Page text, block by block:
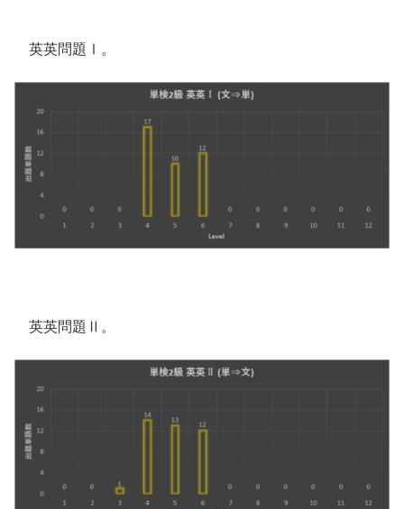
英英問題Ⅰ。
英英問題Ⅱ。